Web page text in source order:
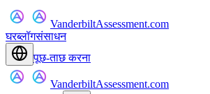
VanderbiltAssessment.com
घरब्लॉगसंसाधन
पूछ-ताछ करना
VanderbiltAssessment.com